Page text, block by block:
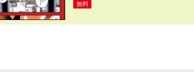
無料